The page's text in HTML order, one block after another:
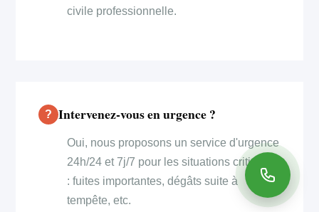
civile professionnelle.
Intervenez-vous en urgence ?
Oui, nous proposons un service d'urgence
24h/24 et 7j/7 pour les situations critiques
: fuites importantes, dégâts suite à
tempête, etc.